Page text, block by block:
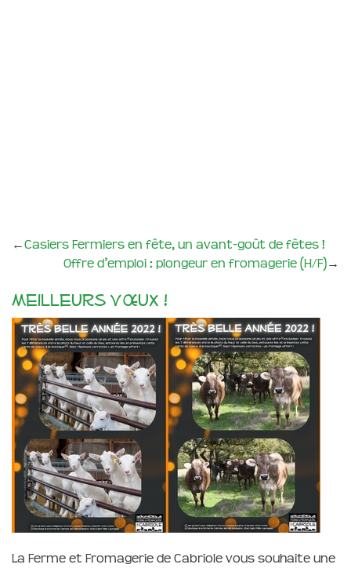
←Casiers Fermiers en fête, un avant-goût de fêtes !
Offre d’emploi : plongeur en fromagerie (H/F)→
Meilleurs vœux !
La Ferme et Fromagerie de Cabriole vous souhaite une